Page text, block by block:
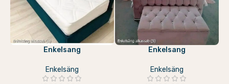
Enkelsang
Enkelsäng
Enkelsang
Enkelsäng